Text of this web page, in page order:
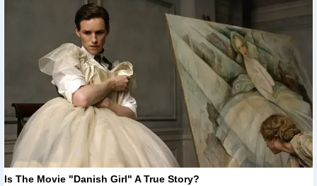
Is The Movie "Danish Girl" A True Story?